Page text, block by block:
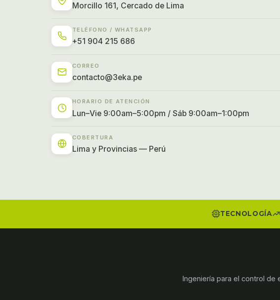
Morcillo 161, Cercado de Lima
TELÉFONO / WHATSAPP
+51 904 215 686
CORREO
contacto@3eka.pe
HORARIO DE ATENCIÓN
Lun–Vie 9:00am–5:00pm / Sáb 9:00am–1:00pm
COBERTURA
Lima y Provincias — Perú
TECNOLOGÍA
Ingeniería para el control de